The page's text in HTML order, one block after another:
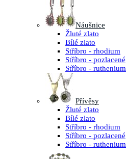
Náušnice
Žluté zlato
Bílé zlato
Stříbro - rhodium
Stříbro - pozlacené
Stříbro - ruthenium
Přívěsy
Žluté zlato
Bílé zlato
Stříbro - rhodium
Stříbro - pozlacené
Stříbro - ruthenium